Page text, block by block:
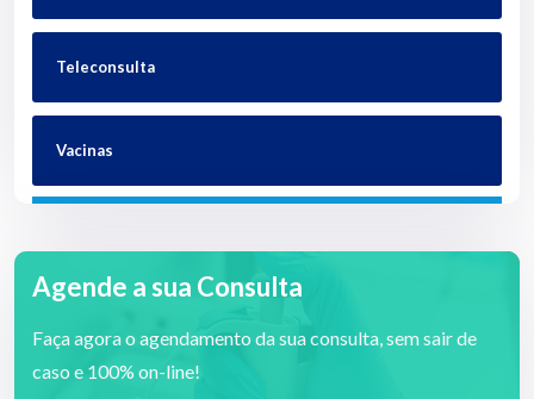
Teleconsulta
Vacinas
Agende a sua Consulta
Faça agora o agendamento da sua consulta, sem sair de
caso e 100% on-line!